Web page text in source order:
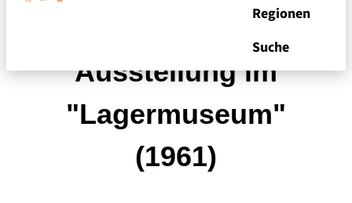
Regionen
Suche
Ausstellung im
"Lagermuseum"
(1961)